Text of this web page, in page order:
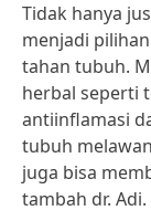
Tidak hanya
menjadi
tahan tubuh.
herbal seperti
antiinflamasi
tubuh
juga bisa
tambah dr. Adi.